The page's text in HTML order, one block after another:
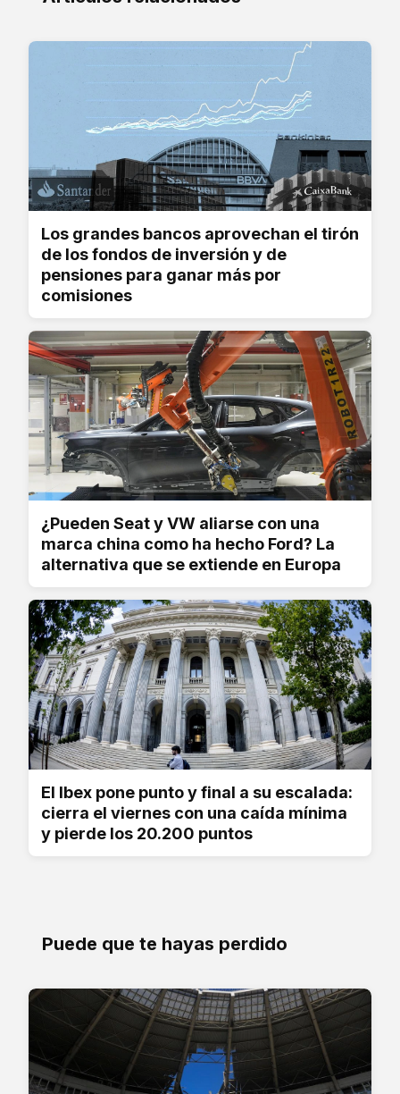
Los grandes bancos aprovechan el tirón
de los fondos de inversión y de
pensiones para ganar más por
comisiones
¿Pueden Seat y VW aliarse con una
marca china como ha hecho Ford? La
alternativa que se extiende en Europa
El Ibex pone punto y final a su escalada:
cierra el viernes con una caída mínima
y pierde los 20.200 puntos
Puede que te hayas perdido